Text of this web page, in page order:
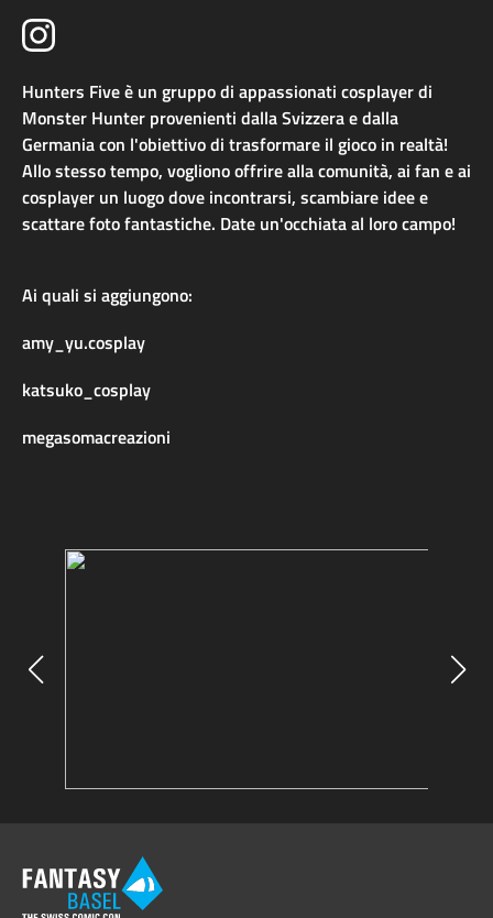
Hunters Five è un gruppo di appassionati cosplayer di
Monster Hunter provenienti dalla Svizzera e dalla
Germania con l'obiettivo di trasformare il gioco in realtà!
Allo stesso tempo, vogliono offrire alla comunità, ai fan e ai
cosplayer un luogo dove incontrarsi, scambiare idee e
scattare foto fantastiche. Date un'occhiata al loro campo!
Ai quali si aggiungono:
amy_yu.cosplay
katsuko_cosplay
megasomacreazioni